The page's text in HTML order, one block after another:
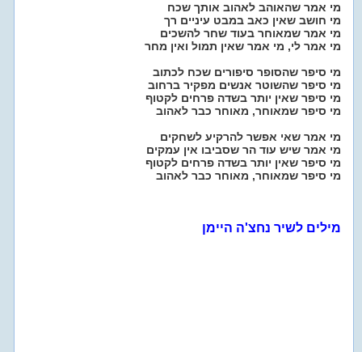
מי אמר שהאוהב לאהוב אותך שכח
מי חושב שאין כאב במבט עיניים רך
מי אמר שמאוחר בעוד שחר להשכים
מי אמר לי, מי אמר שאין תמול ואין מחר
מי סיפר שהסופר סיפורים שכח לכתוב
מי סיפר שהשוטר אנשים מפקיר ברחוב
מי סיפר שאין יותר בשדה פרחים לקטוף
מי סיפר שמאוחר, מאוחר כבר לאהוב
מי אמר שאי אפשר להרקיע לשחקים
מי אמר שיש עוד הר שסביבו אין עמקים
מי סיפר שאין יותר בשדה פרחים לקטוף
מי סיפר שמאוחר, מאוחר כבר לאהוב
מילים לשיר נחצ'ה היימן